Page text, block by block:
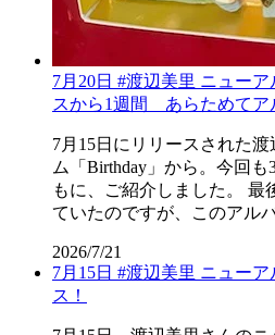
7月20日 #渡辺美里 ニュー
スから1週間 あらためてア
7月15日にリリースされた
ム「Birthday」から。今回
もに、ご紹介しました。 最
ていたのですが、このア
2026/7/21
7月15日 #渡辺美里 ニュー
ス！